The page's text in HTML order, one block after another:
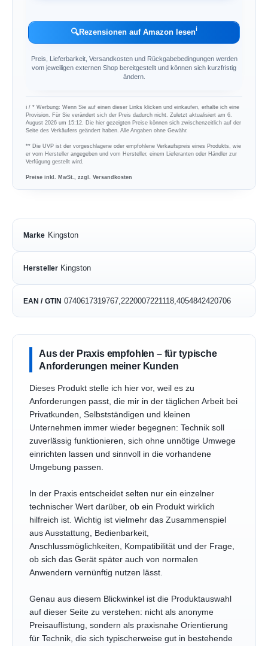
🔍Rezensionen auf Amazon lesenℹ︎
Preis, Lieferbarkeit, Versandkosten und Rückgabebedingungen werden
vom jeweiligen externen Shop bereitgestellt und können sich kurzfristig
ändern.
ℹ︎ / * Werbung: Wenn Sie auf einen dieser Links klicken und einkaufen, erhalte ich eine
Provision. Für Sie verändert sich der Preis dadurch nicht. Zuletzt aktualisiert am 6.
August 2026 um 15:12. Die hier gezeigten Preise können sich zwischenzeitlich auf der
Seite des Verkäufers geändert haben. Alle Angaben ohne Gewähr.
** Die UVP ist der vorgeschlagene oder empfohlene Verkaufspreis eines Produkts, wie
er vom Hersteller angegeben und vom Hersteller, einem Lieferanten oder Händler zur
Verfügung gestellt wird.
Preise inkl. MwSt., zzgl. Versandkosten
Marke Kingston
Hersteller Kingston
EAN / GTIN 0740617319767,2220007221118,4054842420706
Aus der Praxis empfohlen – für typische
Anforderungen meiner Kunden
Dieses Produkt stelle ich hier vor, weil es zu
Anforderungen passt, die mir in der täglichen Arbeit bei
Privatkunden, Selbstständigen und kleinen
Unternehmen immer wieder begegnen: Technik soll
zuverlässig funktionieren, sich ohne unnötige Umwege
einrichten lassen und sinnvoll in die vorhandene
Umgebung passen.
In der Praxis entscheidet selten nur ein einzelner
technischer Wert darüber, ob ein Produkt wirklich
hilfreich ist. Wichtig ist vielmehr das Zusammenspiel
aus Ausstattung, Bedienbarkeit,
Anschlussmöglichkeiten, Kompatibilität und der Frage,
ob sich das Gerät später auch von normalen
Anwendern vernünftig nutzen lässt.
Genau aus diesem Blickwinkel ist die Produktauswahl
auf dieser Seite zu verstehen: nicht als anonyme
Preisauflistung, sondern als praxisnahe Orientierung
für Technik, die sich typischerweise gut in bestehende